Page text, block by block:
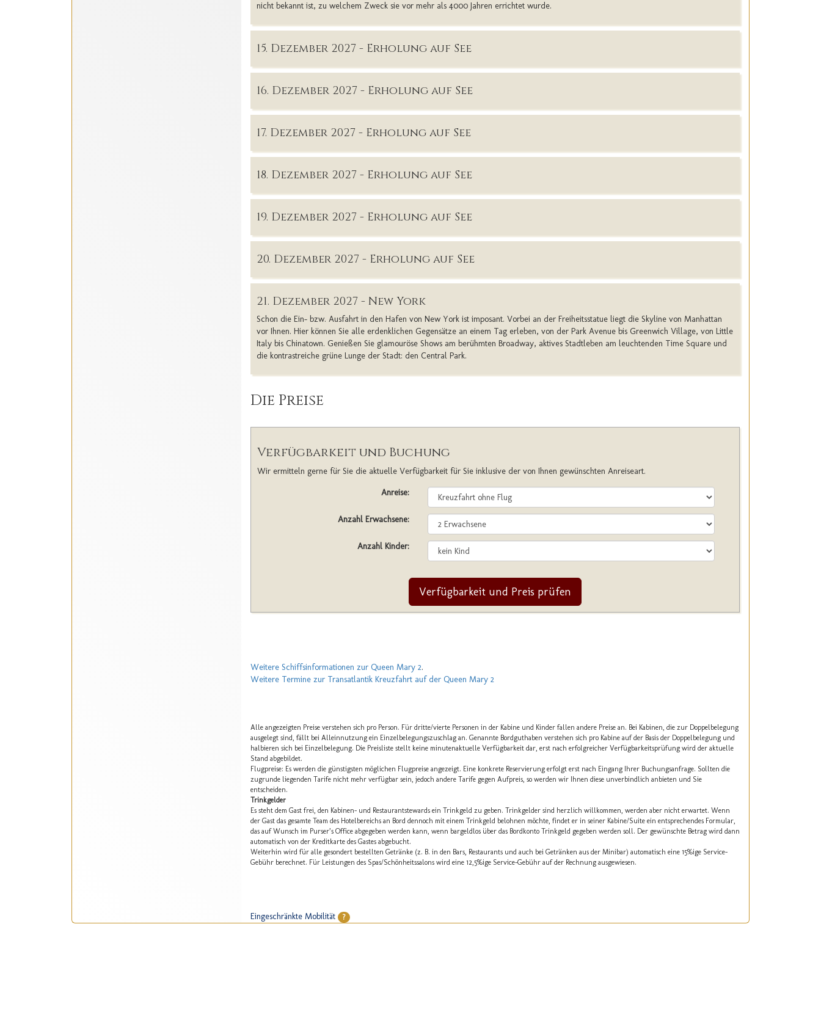
nicht bekannt ist, zu welchem Zweck sie vor mehr als 4000 Jahren errichtet wurde.
15. Dezember 2027 - Erholung auf See
16. Dezember 2027 - Erholung auf See
17. Dezember 2027 - Erholung auf See
18. Dezember 2027 - Erholung auf See
19. Dezember 2027 - Erholung auf See
20. Dezember 2027 - Erholung auf See
21. Dezember 2027 - New York
Schon die Ein- bzw. Ausfahrt in den Hafen von New York ist imposant. Vorbei an der Freiheitsstatue liegt die Skyline von Manhattan
vor Ihnen. Hier können Sie alle erdenklichen Gegensätze an einem Tag erleben, von der Park Avenue bis Greenwich Village, von Little
Italy bis Chinatown. Genießen Sie glamouröse Shows am berühmten Broadway, aktives Stadtleben am leuchtenden Time Square und
die kontrastreiche grüne Lunge der Stadt: den Central Park.
Die Preise
Verfügbarkeit und Buchung
Wir ermitteln gerne für Sie die aktuelle Verfügbarkeit für Sie inklusive der von Ihnen gewünschten Anreiseart.
Anreise:
Anzahl Erwachsene:
Anzahl Kinder:
Verfügbarkeit und Preis prüfen
Weitere Schiffsinformationen zur Queen Mary 2.
Weitere Termine zur Transatlantik Kreuzfahrt auf der Queen Mary 2
Alle angezeigten Preise verstehen sich pro Person. Für dritte/vierte Personen in der Kabine und Kinder fallen andere Preise an. Bei Kabinen, die zur Doppelbelegung
ausgelegt sind, fällt bei Alleinnutzung ein Einzelbelegungszuschlag an. Genannte Bordguthaben verstehen sich pro Kabine auf der Basis der Doppelbelegung und
halbieren sich bei Einzelbelegung. Die Preisliste stellt keine minutenaktuelle Verfügbarkeit dar, erst nach erfolgreicher Verfügbarkeitsprüfung wird der aktuelle
Stand abgebildet.
Flugpreise: Es werden die günstigsten möglichen Flugpreise angezeigt. Eine konkrete Reservierung erfolgt erst nach Eingang Ihrer Buchungsanfrage. Sollten die
zugrunde liegenden Tarife nicht mehr verfügbar sein, jedoch andere Tarife gegen Aufpreis, so werden wir Ihnen diese unverbindlich anbieten und Sie
entscheiden.
Trinkgelder
Es steht dem Gast frei, den Kabinen- und Restaurantstewards ein Trinkgeld zu geben. Trinkgelder sind herzlich willkommen, werden aber nicht erwartet. Wenn
der Gast das gesamte Team des Hotelbereichs an Bord dennoch mit einem Trinkgeld belohnen möchte, findet er in seiner Kabine/Suite ein entsprechendes Formular,
das auf Wunsch im Purser’s Office abgegeben werden kann, wenn bargeldlos über das Bordkonto Trinkgeld gegeben werden soll. Der gewünschte Betrag wird dann
automatisch von der Kreditkarte des Gastes abgebucht.
Weiterhin wird für alle gesondert bestellten Getränke (z. B. in den Bars, Restaurants und auch bei Getränken aus der Minibar) automatisch eine 15%ige Service-
Gebühr berechnet. Für Leistungen des Spas/Schönheitssalons wird eine 12,5%ige Service-Gebühr auf der Rechnung ausgewiesen.
Eingeschränkte Mobilität ?